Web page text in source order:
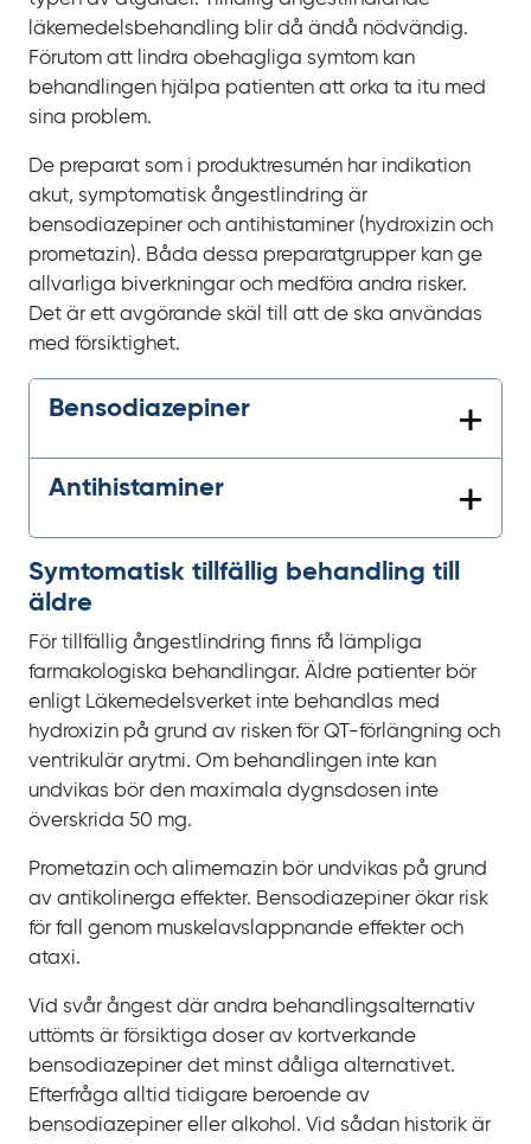
läkemedelsbehandling blir då ändå nödvändig.
Förutom att lindra obehagliga symtom kan
behandlingen hjälpa patienten att orka ta itu med
sina problem.
De preparat som i produktresumén har indikation
akut, symptomatisk ångestlindring är
bensodiazepiner och antihistaminer (hydroxizin och
prometazin). Båda dessa preparatgrupper kan ge
allvarliga biverkningar och medföra andra risker.
Det är ett avgörande skäl till att de ska användas
med försiktighet.
Bensodiazepiner
Antihistaminer
Symtomatisk tillfällig behandling till
äldre
För tillfällig ångestlindring finns få lämpliga
farmakologiska behandlingar. Äldre patienter bör
enligt Läkemedelsverket inte behandlas med
hydroxizin på grund av risken för QT‍-‍förlängning och
ventrikulär arytmi. Om behandlingen inte kan
undvikas bör den maximala dygnsdosen inte
överskrida 50 mg.
Prometazin och alimemazin bör undvikas på grund
av antikolinerga effekter. Bensodiazepiner ökar risk
för fall genom muskelavslappnande effekter och
ataxi.
Vid svår ångest där andra behandlingsalternativ
uttömts är försiktiga doser av kortverkande
bensodiazepiner det minst dåliga alternativet.
Efterfråga alltid tidigare beroende av
bensodiazepiner eller alkohol. Vid sådan historik är